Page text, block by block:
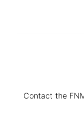
Contact the